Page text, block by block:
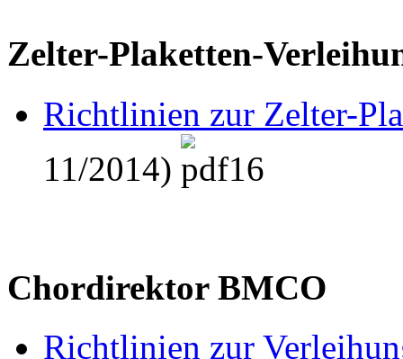
Zelter-Plaketten-
Richtlinien zur Zelter-
11/2014)
Chordirektor BMCO
Richtlinien zur